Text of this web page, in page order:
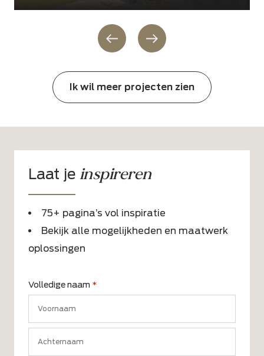
Ik wil meer projecten zien
Laat je inspireren
75+ pagina’s vol inspiratie
Bekijk alle mogelijkheden en maatwerk
oplossingen
Volledige naam *